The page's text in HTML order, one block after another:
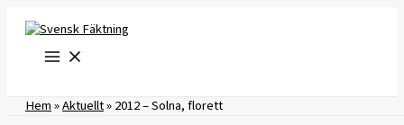
innehåll
Hem»Aktuellt»2012 – Solna, florett